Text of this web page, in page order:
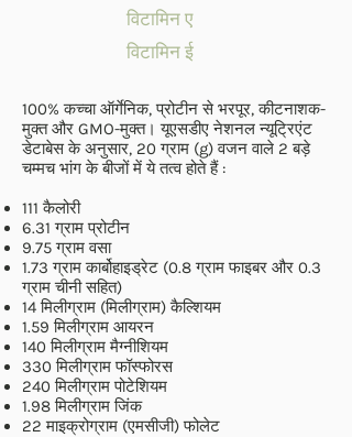
विटामिन ए
विटामिन ई
100% कच्चा ऑर्गेनिक, प्रोटीन से भरपूर, कीटनाशक-
मुक्त और GMO-मुक्त। यूएसडीए नेशनल न्यूट्रिएंट
डेटाबेस के अनुसार, 20 ग्राम (g) वजन वाले 2 बड़े
चम्मच भांग के बीजों में ये तत्व होते हैं :
111 कैलोरी
6.31 ग्राम प्रोटीन
9.75 ग्राम वसा
1.73 ग्राम कार्बोहाइड्रेट (0.8 ग्राम फाइबर और 0.3
ग्राम चीनी सहित)
14 मिलीग्राम (मिलीग्राम) कैल्शियम
1.59 मिलीग्राम आयरन
140 मिलीग्राम मैग्नीशियम
330 मिलीग्राम फॉस्फोरस
240 मिलीग्राम पोटेशियम
1.98 मिलीग्राम जिंक
22 माइक्रोग्राम (एमसीजी) फोलेट